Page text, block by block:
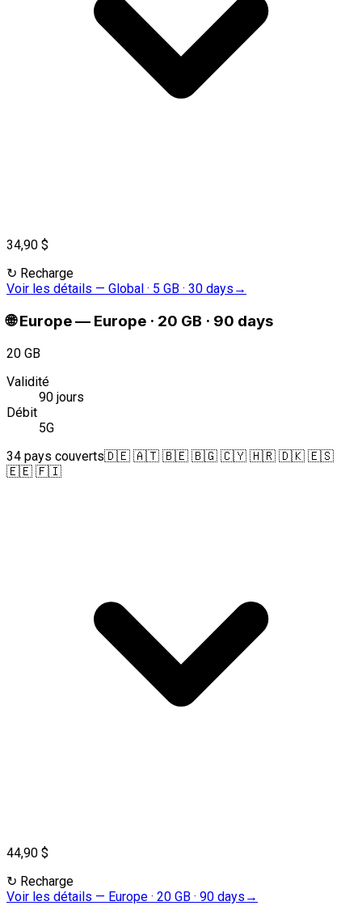
34,90 $
↻ Recharge
Voir les détails — Global · 5 GB · 30 days →
🌐 Europe— Europe · 20 GB · 90 days
20 GB
Validité
90 jours
Débit
5G
34 pays couverts🇩🇪 🇦🇹 🇧🇪 🇧🇬 🇨🇾 🇭🇷 🇩🇰 🇪🇸
🇪🇪 🇫🇮
44,90 $
↻ Recharge
Voir les détails — Europe · 20 GB · 90 days →